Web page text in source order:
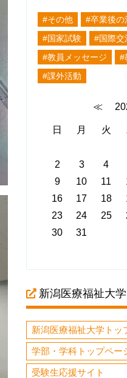
#その他 #卒業後の
#国家試験
#国際交
#教員メッセージ
#
#課外活動
≪
日 月 火
2
3 4
9
10 11
16
17 18
23
24 25
30
31
新潟医療福祉大
新潟医療福祉大学トッ
学部・学科トップペー
受験生応援サイト